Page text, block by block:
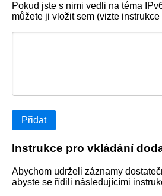
Pokud jste s nimi vedli na téma
můžete ji vložit sem (vizte instrukce
Instrukce pro vkládání
Abychom udrželi záznamy
abyste se řídili následujícími